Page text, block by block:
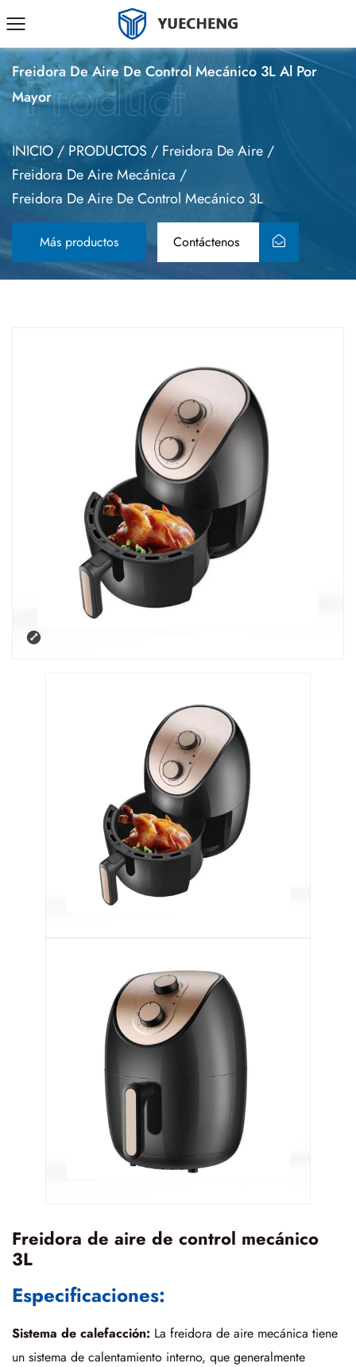
Freidora de aire de control mecánico 3L
Freidora De Aire De Control Mecánico 3L Al Por
Mayor
INICIO/ PRODUCTOS / Freidora De Aire /
Freidora De Aire Mecánica /
Freidora De Aire De Control Mecánico 3L
Más productos Contáctenos
Freidora de aire de control mecánico
3L
Especificaciones:
Sistema de calefacción: La freidora de aire mecánica tiene
un sistema de calentamiento interno, que generalmente